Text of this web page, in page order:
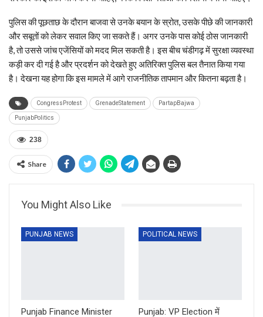
पुलिस की पूछताछ के दौरान बाजवा से उनके बयान के स्रोत, उसके पीछे की जानकारी
और सबूतों को लेकर सवाल किए जा सकते हैं। अगर उनके पास कोई ठोस जानकारी
है, तो उससे जांच एजेंसियों को मदद मिल सकती है। इस बीच चंडीगढ़ में सुरक्षा व्यवस्था
कड़ी कर दी गई है और प्रदर्शन को देखते हुए अतिरिक्त पुलिस बल तैनात किया गया
है। देखना यह होगा कि इस मामले में आगे राजनीतिक तापमान और कितना बढ़ता है।
CongressProtest GrenadeStatement PartapBajwa
PunjabPolitics
238
Share
You Might Also Like
PUNJAB NEWS
Punjab Finance Minister
POLITICAL NEWS
Punjab: VP Election में